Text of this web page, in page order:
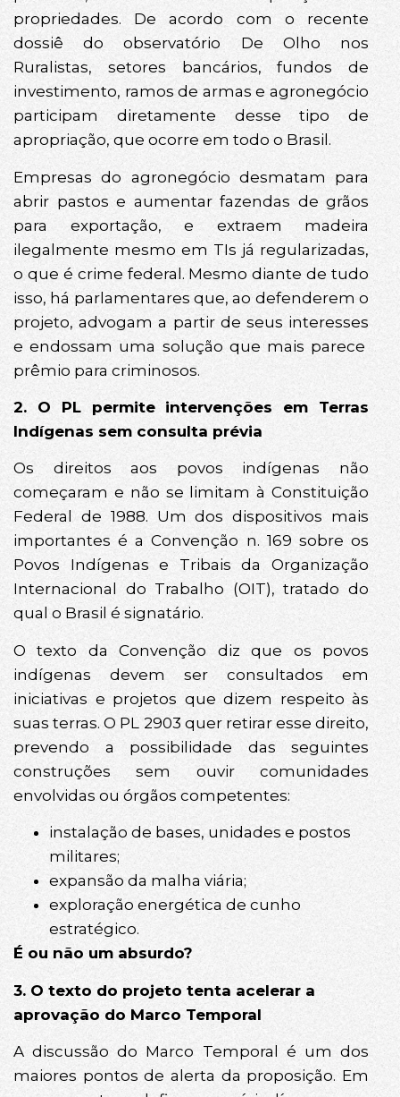
propriedades. De acordo com o recente
dossiê do observatório De Olho nos
Ruralistas, setores bancários, fundos de
investimento, ramos de armas e agronegócio
participam diretamente desse tipo de
apropriação, que ocorre em todo o Brasil.
Empresas do agronegócio desmatam para
abrir pastos e aumentar fazendas de grãos
para exportação, e extraem madeira
ilegalmente mesmo em TIs já regularizadas,
o que é crime federal. Mesmo diante de tudo
isso, há parlamentares que, ao defenderem o
projeto, advogam a partir de seus interesses
e endossam uma solução que mais parece
prêmio para criminosos.
2. O PL permite intervenções em Terras
Indígenas sem consulta prévia
Os direitos aos povos indígenas não
começaram e não se limitam à Constituição
Federal de 1988. Um dos dispositivos mais
importantes é a Convenção n. 169 sobre os
Povos Indígenas e Tribais da Organização
Internacional do Trabalho (OIT), tratado do
qual o Brasil é signatário.
O texto da Convenção diz que os povos
indígenas devem ser consultados em
iniciativas e projetos que dizem respeito às
suas terras. O PL 2903 quer retirar esse direito,
prevendo a possibilidade das seguintes
construções sem ouvir comunidades
envolvidas ou órgãos competentes:
instalação de bases, unidades e postos
militares;
expansão da malha viária;
exploração energética de cunho
estratégico.
É ou não um absurdo?
3. O texto do projeto tenta acelerar a
aprovação do Marco Temporal
A discussão do Marco Temporal é um dos
maiores pontos de alerta da proposição. Em